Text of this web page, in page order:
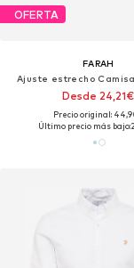
OFERTA
FARAH
Ajuste estrecho
Desde 24,21€
Precio original:
Último precio más bajo: